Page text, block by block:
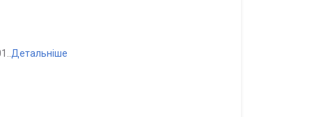
Детальніше